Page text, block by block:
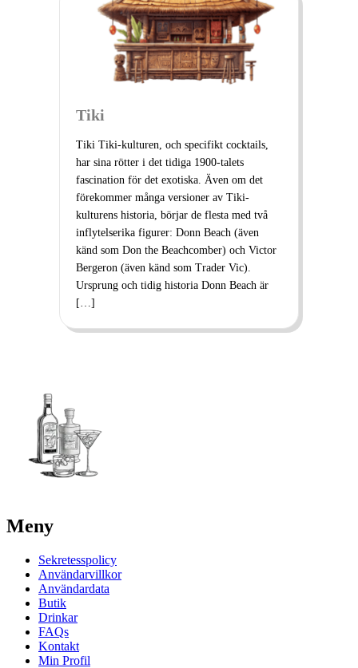
Tiki
Tiki Tiki-kulturen, och specifikt cocktails,
har sina rötter i det tidiga 1900-talets
fascination för det exotiska. Även om det
förekommer många versioner av Tiki-
kulturens historia, börjar de flesta med två
inflytelserika figurer: Donn Beach (även
känd som Don the Beachcomber) och Victor
Bergeron (även känd som Trader Vic).
Ursprung och tidig historia Donn Beach är
[…]
Meny
Sekretesspolicy
Användarvillkor
Användardata
Butik
Drinkar
FAQs
Kontakt
Min Profil